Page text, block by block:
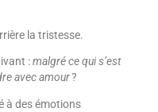
la tristesse.
:malgré ce qui s’est
avec amour?
à des émotions